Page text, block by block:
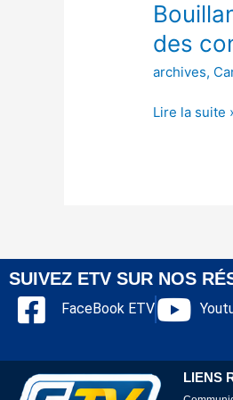
des
archives,
Lire la suite
SUIVEZ ETV SUR NOS
FaceBook ETV
LIENS